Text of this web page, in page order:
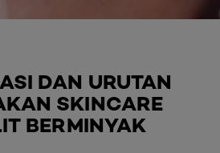
DAN URUTAN
SKINCARE
BERMINYAK